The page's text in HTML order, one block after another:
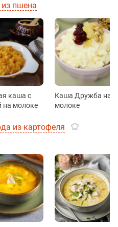
пшена
каша с
на молоке
Каша Дружба на
молоке
из картофеля